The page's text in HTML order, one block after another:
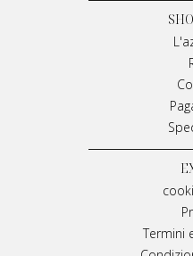
Termini